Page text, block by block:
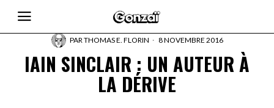
PARTHOMAS E. FLORIN 8 NOVEMBRE 2016
IAIN SINCLAIR : UN AUTEUR À
LA DÉRIVE